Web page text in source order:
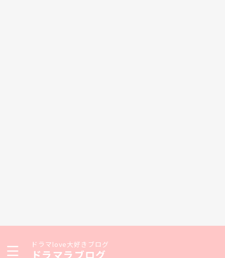
ドラマlove大好きブログ
ドラマラブログ